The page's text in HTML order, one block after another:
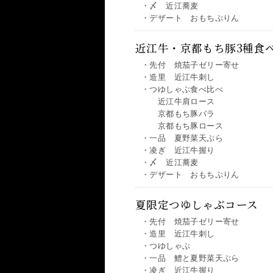
・〆 近江蕎麦
・デザート おもちぷりん
近江牛・京都もち豚3種食
・先付 焼茄子ゼリー寄せ
・造里 近江牛刺し
・つゆしゃぶ食べ比べ
近江牛肩ロース
京都もち豚バラ
京都もち豚ロース
・一品 夏野菜天ぷら
・凌ぎ 近江牛握り
・〆 近江蕎麦
・デザート おもちぷりん
夏限定つゆしゃぶコース
・先付 焼茄子ゼリー寄せ
・造里 近江牛刺し
・つゆしゃぶ
・一品 鱧と夏野菜天ぷら
・凌ぎ 近江牛握り